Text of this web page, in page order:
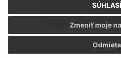
Zmeniť moje